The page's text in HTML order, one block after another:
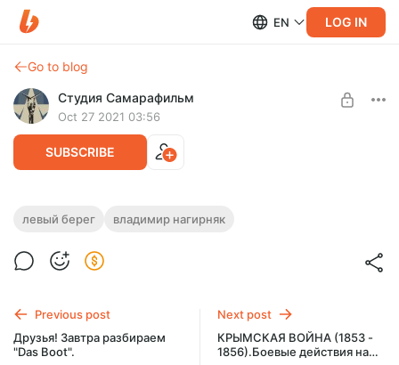
EN LOG IN
Go to blog
Студия Самарафильм
Oct 27 2021 03:56
SUBSCRIBE
"Das boot" - фильм и книга в обзоре
Нагирняка.
флота Владимира Нагирняка
левый берег владимир нагирняк
Previous post
Друзья! Завтра разбираем
"Das Boot".
Next post
КРЫМСКАЯ ВОЙНА (1853 -
1856).Боевые действия на